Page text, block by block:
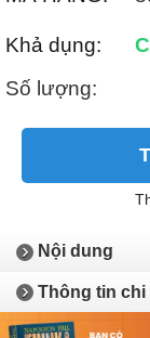
Khả dụng:
Số lượng:
Nội dung
Thông tin chi